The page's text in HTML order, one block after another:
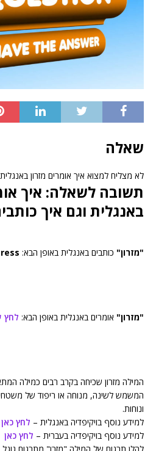
שאלה
לא מצליח למצוא איך אומרים מזרון
תשובה לשאלה: איך
באנגלית וגם איך
"מזרון" כותבים באנגלית באופן הבא:
"מזרון" אומרים באנגלית באופן הבא: לחץ
המילה מזרון שכיחה בקרב רבים כמילה
המשמש לשינה, מנוחה או ריפוד של
ונוחות.
למידע נוסף בויקיפדיה באנגלית – לחץ כאן
למידע נוסף בויקיפדיה בעברית – לחץ כאן